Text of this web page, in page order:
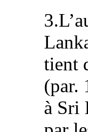
tient
(par.
à Sri